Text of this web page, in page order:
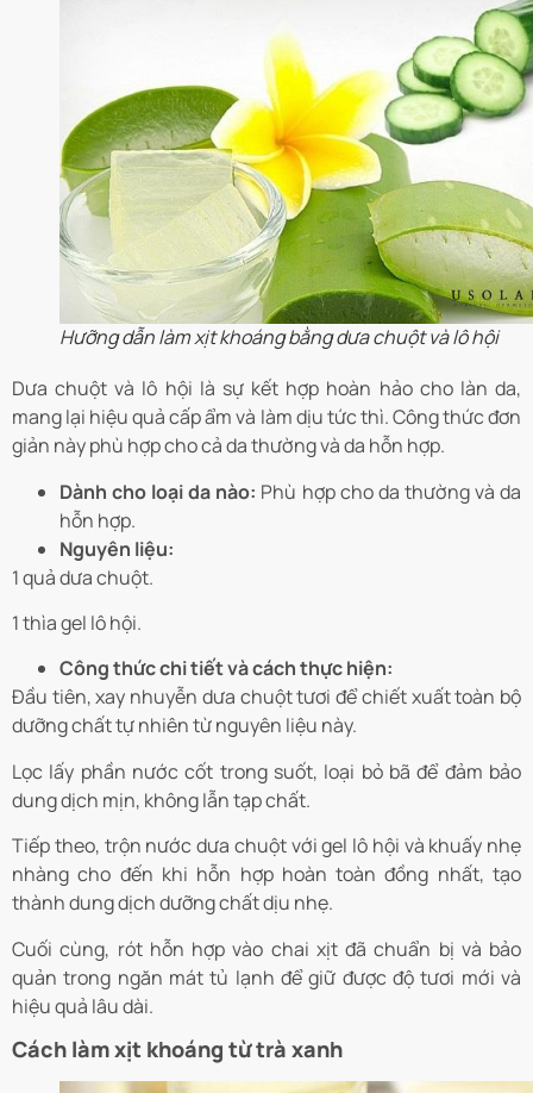
Hưỡng dẫn làm xịt khoáng bằng dưa chuột và lô hội
Dưa chuột và lô hội là sự kết hợp hoàn hảo cho làn da,
mang lại hiệu quả cấp ẩm và làm dịu tức thì. Công thức đơn
giản này phù hợp cho cả da thường và da hỗn hợp.
Dành cho loại da nào: Phù hợp cho da thường và da
hỗn hợp.
Nguyên liệu:
1 quả dưa chuột.
1 thìa gel lô hội.
Công thức chi tiết và cách thực hiện:
Đầu tiên, xay nhuyễn dưa chuột tươi để chiết xuất toàn bộ
dưỡng chất tự nhiên từ nguyên liệu này.
Lọc lấy phần nước cốt trong suốt, loại bỏ bã để đảm bảo
dung dịch mịn, không lẫn tạp chất.
​​Tiếp theo, trộn nước dưa chuột với gel lô hội và khuấy nhẹ
nhàng cho đến khi hỗn hợp hoàn toàn đồng nhất, tạo
thành dung dịch dưỡng chất dịu nhẹ.
Cuối cùng, rót hỗn hợp vào chai xịt đã chuẩn bị và bảo
quản trong ngăn mát tủ lạnh để giữ được độ tươi mới và
hiệu quả lâu dài.
Cách làm xịt khoáng từ trà xanh